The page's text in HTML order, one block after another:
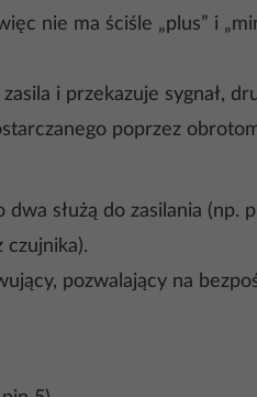
nie ma ściśle „plus” i
i przekazuje sygnał,
poprzez
służą do zasilania (np.
czujnika).
pozwalający na